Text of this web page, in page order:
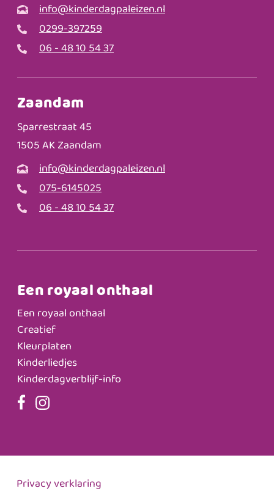
info@kinderdagpaleizen.nl
0299-397259
06 - 48 10 54 37
Zaandam
Sparrestraat 45
1505 AK Zaandam
info@kinderdagpaleizen.nl
075-6145025
06 - 48 10 54 37
Een royaal onthaal
Een royaal onthaal
Creatief
Kleurplaten
Kinderliedjes
Kinderdagverblijf-info
Privacy verklaring